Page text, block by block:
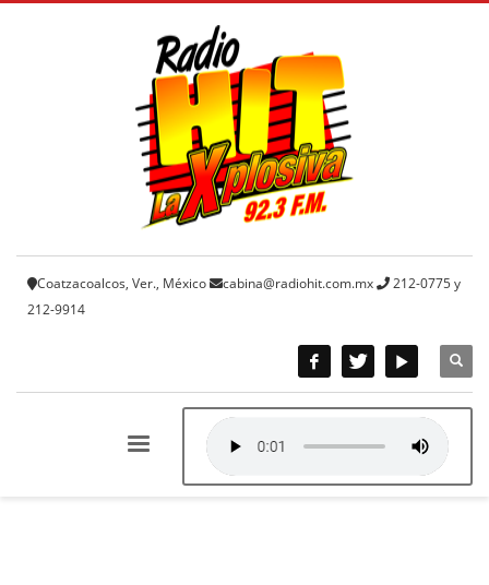
Coatzacoalcos, Ver., México cabina@radiohit.com.mx
212-0775 y
212-9914